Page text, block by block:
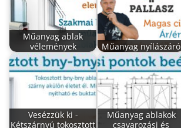
Műanyag ablak
vélemények
Műanyag nyílászáró
Vesézzük ki -
Kétszárnyú tokosztott
Műanyag ablakok
csavarozási és